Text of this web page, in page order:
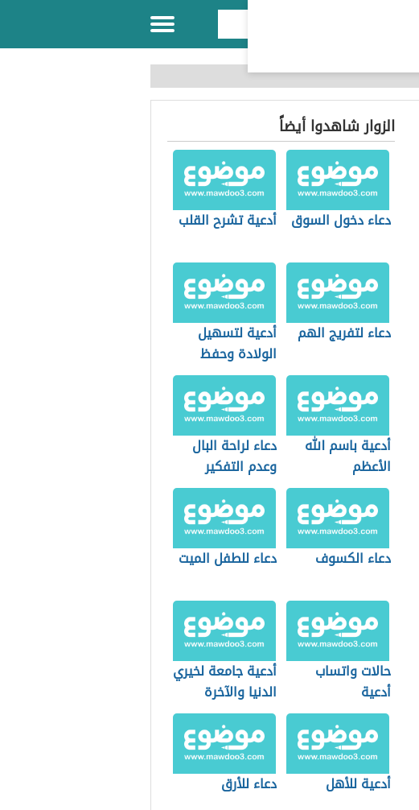
الزوار شاهدوا أيضاً
دعاء دخول السوق أدعية تشرح القلب
دعاء لتفريج الهم
أدعية لتسهيل
الولادة وحفظ
الجنين
أدعية باسم الله
الأعظم
دعاء لراحة البال
وعدم التفكير
دعاء الكسوف دعاء للطفل الميت
حالات واتساب
أدعية
أدعية جامعة لخيري
الدنيا والآخرة
أدعية للأهل دعاء للأرق